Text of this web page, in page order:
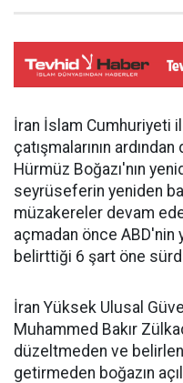
İran İslam Cumhuriyeti
çatışmalarının
Hürmüz Boğazı'nın
seyrüseferin yeniden
müzakereler devam
açmadan önce
belirttiği 6 şart öne
İran Yüksek Ulusal
Muhammed Bakır
düzeltmeden ve
getirmeden boğazın